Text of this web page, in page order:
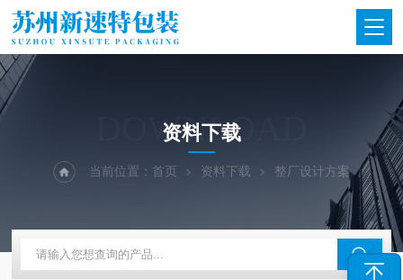
DOWNLOAD
资料下载
当前位置： 首页 资料下载 整厂设计方案